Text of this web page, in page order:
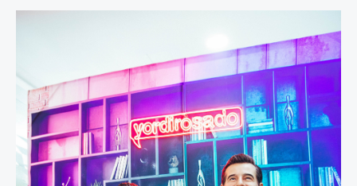
su
figura
en
el
Museo
de